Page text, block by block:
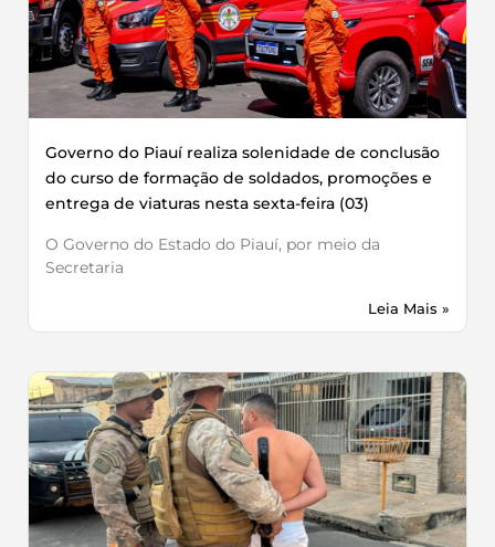
Governo do Piauí realiza solenidade de conclusão
do curso de formação de soldados, promoções e
entrega de viaturas nesta sexta-feira (03)
O Governo do Estado do Piauí, por meio da
Secretaria
Leia Mais »